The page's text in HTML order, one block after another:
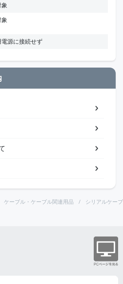
電源に接続せず
ケーブル・ケーブル関連用品 シリアルケー